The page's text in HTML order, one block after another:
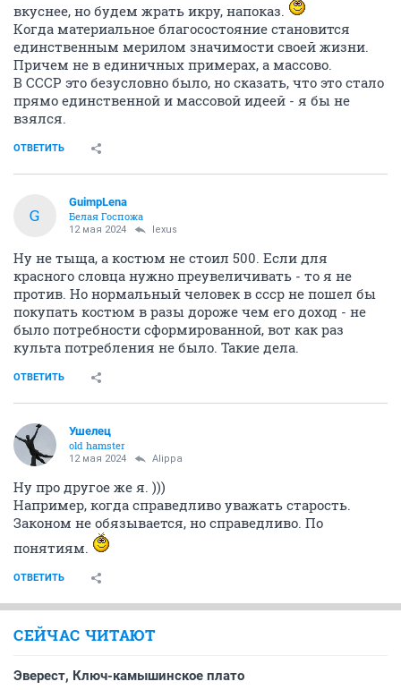
вкуснее, но будем жрать икру, напоказ.
Когда материальное благосостояние становится
единственным мерилом значимости своей жизни.
Причем не в единичных примерах, а массово.
В СССР это безусловно было, но сказать, что это стало
прямо единственной и массовой идеей - я бы не
взялся.
ОТВЕТИТЬ
G
GuimpLena
Белая Госпожа
12 мая 2024 lexus
Ну не тыща, а костюм не стоил 500. Если для
красного словца нужно преувеличивать - то я не
против. Но нормальный человек в ссср не пошел бы
покупать костюм в разы дороже чем его доход - не
было потребности сформированной, вот как раз
культа потребления не было. Такие дела.
ОТВЕТИТЬ
Ушелец
old hamster
12 мая 2024 Alippa
Ну про другое же я. )))
Например, когда справедливо уважать старость.
Законом не обязывается, но справедливо. По
понятиям.
ОТВЕТИТЬ
СЕЙЧАС ЧИТАЮТ
Эверест, Ключ-камышинское плато